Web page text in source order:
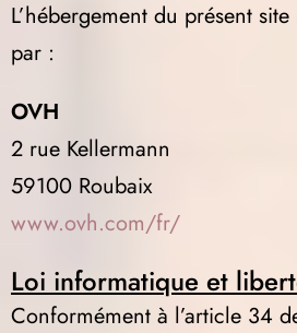
L’hébergement du présent
par :
OVH
2 rue Kellermann
59100 Roubaix
www.ovh.com/fr/
Loi informatique et
Conformément à l’article 34